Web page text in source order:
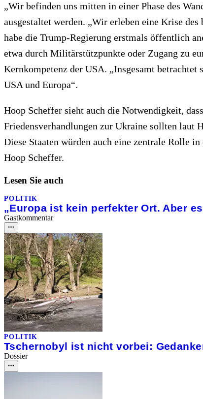
„Wir befinden uns mitten in einer Phase des
ausgestaltet werden. „Wir erleben eine Krise
habe die Trump-Regierung erstmals öffentlich
etwa durch Militärstützpunkte oder Zugang zu
Kernkompetenz der USA. „Insgesamt
USA und Europa“.
Hoop Scheffer sieht auch die Notwendigkeit,
Friedensverhandlungen zur Ukraine sollten laut
Diese Staaten würden auch eine zentrale Rolle
Hoop Scheffer.
Lesen Sie auch
POLITIK
„Europa ist kein perfekter Ort. Aber
Gastkommentar
POLITIK
Tschernobyl ist nicht vorbei:
Dossier